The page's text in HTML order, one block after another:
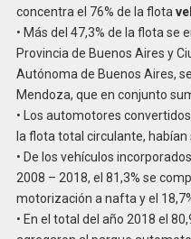
concentra el 76% de la flota
• Más del 47,3% de la flota se
Provincia de Buenos Aires y
Autónoma de Buenos Aires,
Mendoza, que en conjunto
• Los automotores
la flota total circulante, habían
• De los vehículos
2008 – 2018, el 81,3% se
motorización a nafta y el
• En el total del año 2018 el